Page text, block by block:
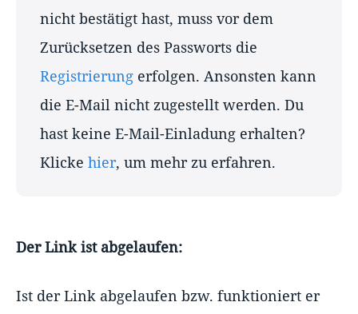
nicht bestätigt hast, muss vor dem
Zurücksetzen des Passworts die
Registrierung erfolgen. Ansonsten kann
die E-Mail nicht zugestellt werden. Du
hast keine E-Mail-Einladung erhalten?
Klicke hier, um mehr zu erfahren.
Der Link ist abgelaufen:
Ist der Link abgelaufen bzw. funktioniert er